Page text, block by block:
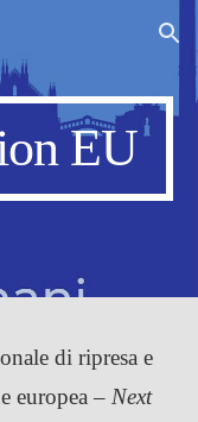
Skip to navigation
EU
di ripresa e
europea – Next